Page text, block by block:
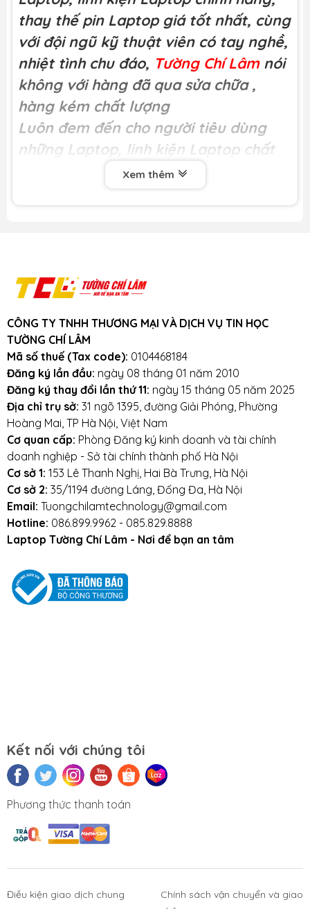
thay thế pin Laptop giá tốt nhất, cùng
với đội ngũ kỹ thuật viên có tay nghề,
nhiệt tình chu đáo, Tường Chí Lâm nói
không với hàng đã qua sửa chữa ,
hàng kém chất lượng
Luôn đem đến cho người tiêu dùng
những Laptop, linh kiện Laptop chất
Miễn phí công thay tạiTường Chí Lâm
Loại hàng:Bàn phím laptop chất lượng
cao- phím Acer
nav50, nav51214, pav70, Emachi M350,
one zh9 D255, GATEWAY LT27, LT22,
LT23, LT25, LT40, LT4010, LT28, LT2100,
LT4004, LT4008, LT4009, LT2802,
LT2803, LT2122, LT2123, LT2115, LT2702H,
D255E, D257, D260, D270 Netbook Black
US EM 350, PADARD BELL PAV80
gateway lt32, LT3201u, ZE6 ( đen )
Đơn giá: 200.000 đ
Nguồn gốc: Nhập khẩu.
Bảo hành và dịch vụ: Bảo hành dài hạn 9
tháng .1 đổi 1 ngay lập tức trong 9 tháng
khi phát sinh các lỗi của nhà sản xuất
như liệt nút, loạn bàn phím, phím ấn lúc
Khuyến mãi: Hỗ trợ phí ship cho đơn
hàng từ 1 triệu trở lên trong bán kính
Tránh bàn phím bị va đập mạnh, tránh
laptop bị rơi.
Tránh bàn phím bị dính nước,hạn chế cất giữ
và sử dụng laptop trong điều kiện ẩm thấp.
Xem thêm
CÔNG TY TNHH THƯƠNG MẠI VÀ DỊCH VỤ TIN HỌC
TƯỜNG CHÍ LÂM
Mã số thuế (Tax code): 0104468184
Đăng ký lần đầu: ngày 08 tháng 01 năm 2010
Đăng ký thay đổi lần thứ 11: ngày 15 tháng 05 năm 2025
Địa chỉ trụ sở: 31 ngõ 1395, đường Giải Phóng, Phường
Hoàng Mai, TP Hà Nội, Việt Nam
Cơ quan cấp: Phòng Đăng ký kinh doanh và tài chính
doanh nghiệp - Sở tài chính thành phố Hà Nội
Cơ sở 1: 153 Lê Thanh Nghị, Hai Bà Trưng, Hà Nội
Cơ sở 2: 35/1194 đường Láng, Đống Đa, Hà Nội
Email: Tuongchilamtechnology@gmail.com
Hotline: 086.899.9962 - 085.829.8888
Laptop Tường Chí Lâm - Nơi để bạn an tâm
Kết nối với chúng tôi
Phương thức thanh toán
Điều kiện giao dịch chung
Chính sách vận chuyển và giao